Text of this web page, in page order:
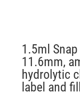
1.5ml
11.6mm,
hydrolytic
label and